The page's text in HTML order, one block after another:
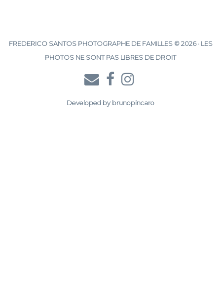
FREDERICO SANTOS PHOTOGRAPHE DE FAMILLES © 2026 · LES
PHOTOS NE SONT PAS LIBRES DE DROIT
Developed by brunopincaro